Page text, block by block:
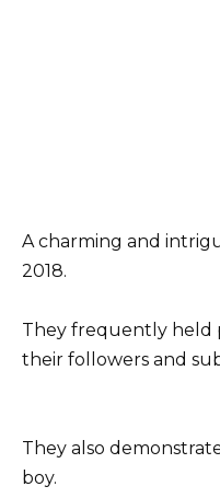
A charming and
2018.
They frequently held
their followers and
They also
boy.